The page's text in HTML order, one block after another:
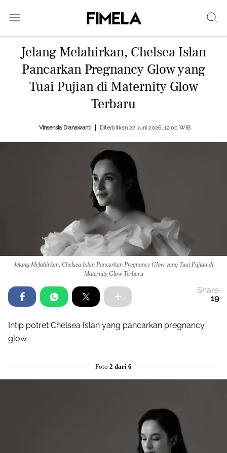
Jelang Melahirkan, Chelsea Islan
Pancarkan Pregnancy Glow yang
Tuai Pujian di Maternity Glow
Terbaru
Vinsensia Dianawanti Diterbitkan 27 Juni 2026, 12:00 WIB
Jelang Melahirkan, Chelsea Islan Pancarkan Pregnancy Glow yang Tuai Pujian di
Maternity Glow Terbaru
Share
19
Intip potret Chelsea Islan yang pancarkan pregnancy
glow
Foto 2 dari 6